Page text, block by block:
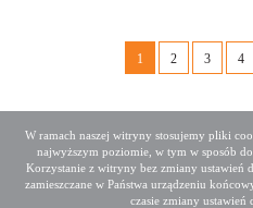
W ramach naszej witryny stosujemy pliki
najwyższym poziomie, w tym w sposób
Korzystanie z witryny bez zmiany ustawień
zamieszczane w Państwa urządzeniu
czasie zmiany ustawień
1 2 3 4
Deklaracja dostępności
Mapa
Media społecznościowe